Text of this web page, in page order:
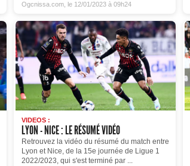
Ogcnissa.com, le 12/01/2023 à 09h24
VIDEOS :
LYON - NICE : LE RÉSUMÉ VIDÉO
Retrouvez la vidéo du résumé du match entre
Lyon et Nice, de la 15e journée de Ligue 1
2022/2023, qui s'est terminé par ...